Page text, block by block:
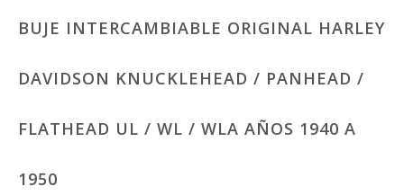
BUJE INTERCAMBIABLE ORIGINAL HARLEY
DAVIDSON KNUCKLEHEAD / PANHEAD /
FLATHEAD UL / WL / WLA AÑOS 1940 A
1950